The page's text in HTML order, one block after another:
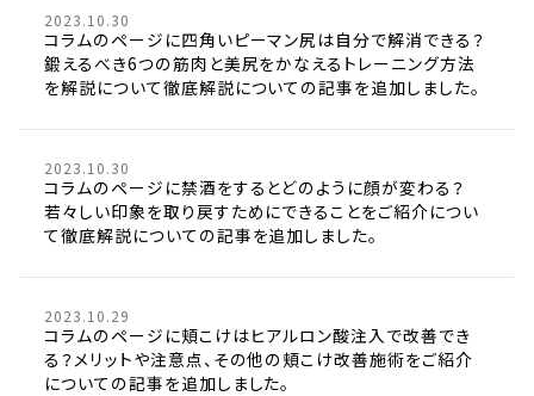
2023.10.30
コラムのページに四角いピーマン尻は自分で解消できる？
鍛えるべき6つの筋肉と美尻をかなえるトレーニング方法
を解説について徹底解説についての記事を追加しました。
2023.10.30
コラムのページに禁酒をするとどのように顔が変わる？
若々しい印象を取り戻すためにできることをご紹介につい
て徹底解説についての記事を追加しました。
2023.10.29
コラムのページに頬こけはヒアルロン酸注入で改善でき
る？メリットや注意点、その他の頬こけ改善施術をご紹介
についての記事を追加しました。